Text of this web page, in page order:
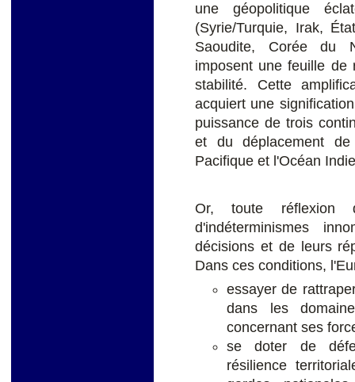
une géopolitique
(Syrie/Turquie, Irak,
Saoudite, Corée du
imposent une feuille de
stabilité. Cette
acquiert une
puissance de trois
et du déplacement
Pacifique et l'Océan
Or, toute réflexion
d'indéterminismes
décisions et de leurs
Dans ces conditions,
essayer de
dans les
concernant ses
se doter de
résilience